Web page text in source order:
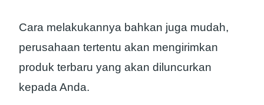
Cara melakukannya bahkan juga mudah,
perusahaan tertentu akan mengirimkan
produk terbaru yang akan diluncurkan
kepada Anda.